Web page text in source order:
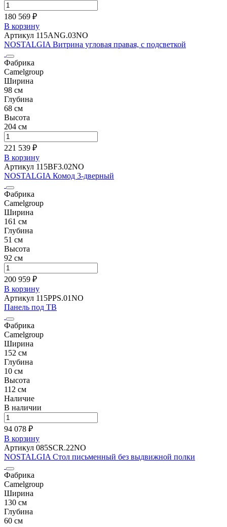
180 569 ₽
В корзину
Артикул 115ANG.03NO
NOSTALGIA Витрина угловая правая, с подсветкой
Фабрика
Camelgroup
Ширина
98 см
Глубина
68 см
Высота
204 см
221 539 ₽
В корзину
Артикул 115BF3.02NO
NOSTALGIA Комод 3-дверный
Фабрика
Camelgroup
Ширина
161 см
Глубина
51 см
Высота
92 см
200 959 ₽
В корзину
Артикул 115PPS.01NO
Панель под ТВ
Фабрика
Camelgroup
Ширина
152 см
Глубина
10 см
Высота
112 см
Наличие
В наличии
94 078 ₽
В корзину
Артикул 085SCR.22NO
NOSTALGIA Стол письменный без выдвижной полки
Фабрика
Camelgroup
Ширина
130 см
Глубина
60 см